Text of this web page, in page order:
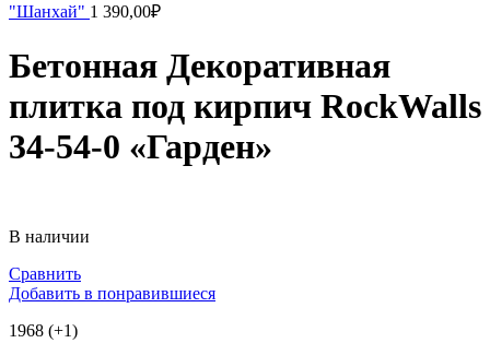
"Шанхай" 1 390,00₽
Бетонная Декоративная
плитка под кирпич RockWalls
34-54-0 «Гарден»
В наличии
Сравнить
Добавить в понравившиеся
1968 (+1)